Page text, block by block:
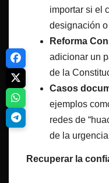
importar si el
designación
Reforma
adicionar un
de la
Casos
ejemplos
redes de
de la
Recuperar la